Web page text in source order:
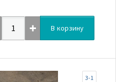
В корзину
3-1